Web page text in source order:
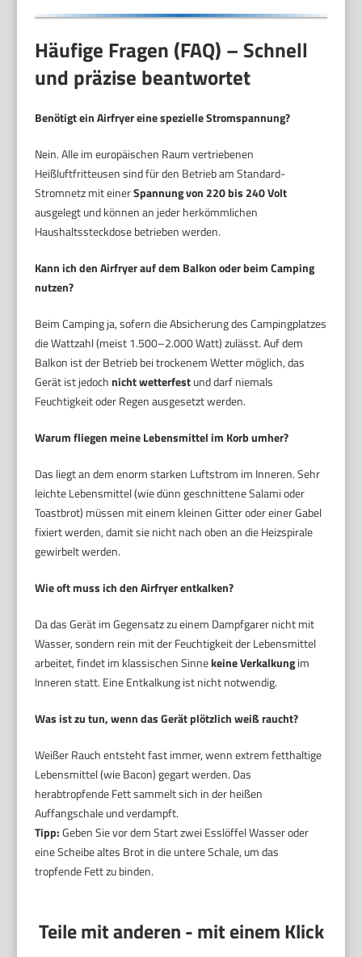
Häufige Fragen (FAQ) – Schnell
und präzise beantwortet
Benötigt ein Airfryer eine spezielle Stromspannung?
Nein. Alle im europäischen Raum vertriebenen
Heißluftfritteusen sind für den Betrieb am Standard-
Stromnetz mit einerSpannung von 220 bis 240 Volt
ausgelegt und können an jeder herkömmlichen
Haushaltssteckdose betrieben werden.
Kann ich den Airfryer auf dem Balkon oder beim Camping
nutzen?
Beim Camping ja, sofern die Absicherung des Campingplatzes
die Wattzahl (meist 1.500–2.000 Watt) zulässt. Auf dem
Balkon ist der Betrieb bei trockenem Wetter möglich, das
Gerät ist jedochnicht wetterfestund darf niemals
Feuchtigkeit oder Regen ausgesetzt werden.
Warum fliegen meine Lebensmittel im Korb umher?
Das liegt an dem enorm starken Luftstrom im Inneren. Sehr
leichte Lebensmittel (wie dünn geschnittene Salami oder
Toastbrot) müssen mit einem kleinen Gitter oder einer Gabel
fixiert werden, damit sie nicht nach oben an die Heizspirale
gewirbelt werden.
Wie oft muss ich den Airfryer entkalken?
Da das Gerät im Gegensatz zu einem Dampfgarer nicht mit
Wasser, sondern rein mit der Feuchtigkeit der Lebensmittel
arbeitet, findet im klassischen Sinnekeine Verkalkungim
Inneren statt. Eine Entkalkung ist nicht notwendig.
Was ist zu tun, wenn das Gerät plötzlich weiß raucht?
Weißer Rauch entsteht fast immer, wenn extrem fetthaltige
Lebensmittel (wie Bacon) gegart werden. Das
herabtropfende Fett sammelt sich in der heißen
Auffangschale und verdampft.
Tipp:Geben Sie vor dem Start zwei Esslöffel Wasser oder
eine Scheibe altes Brot in die untere Schale, um das
tropfende Fett zu binden.